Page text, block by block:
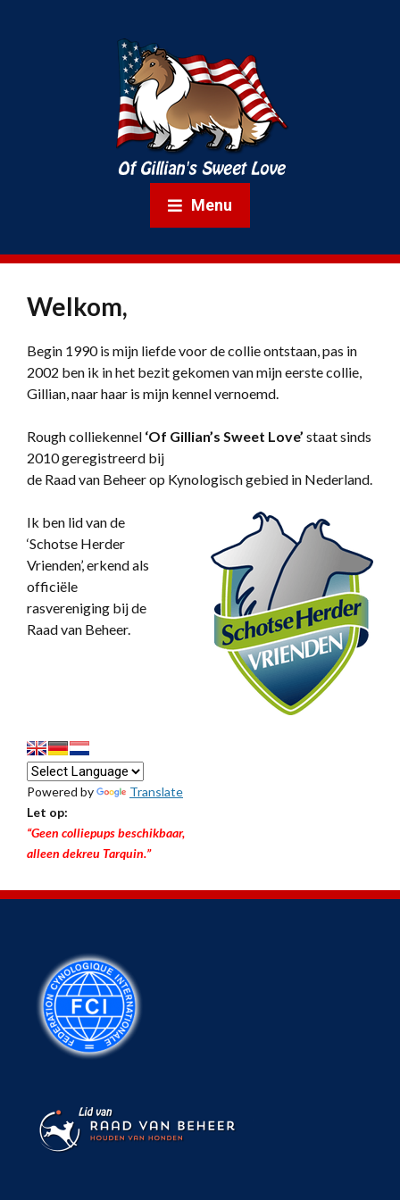
Menu
Welkom,
Begin 1990 is mijn liefde voor de collie ontstaan, pas in
2002 ben ik in het bezit gekomen van mijn eerste collie,
Gillian, naar haar is mijn kennel vernoemd.
Rough colliekennel ‘Of Gillian’s Sweet Love’ staat sinds
2010 geregistreerd bij
de Raad van Beheer op Kynologisch gebied in Nederland.
Ik ben lid van de
‘Schotse Herder
Vrienden’, erkend als
officiële
rasvereniging bij de
Raad van Beheer.
Powered by
Translate
Let op:
“Geen colliepups beschikbaar,
alleen dekreu Tarquin.”